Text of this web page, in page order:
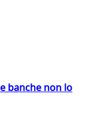
banche non lo